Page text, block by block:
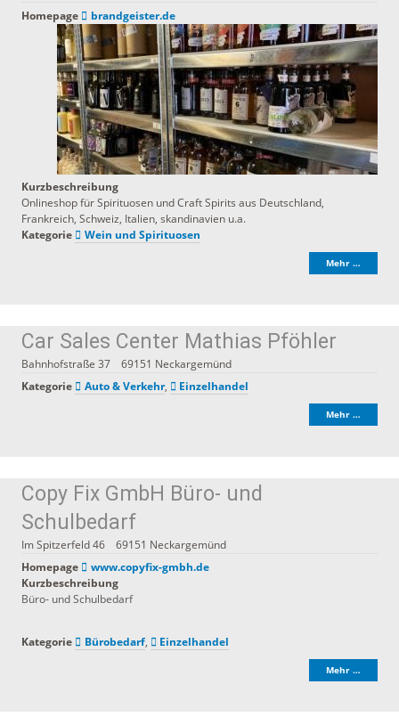
Homepage
brandgeister.de
Kurzbeschreibung
Onlineshop für Spirituosen und Craft Spirits aus Deutschland,
Frankreich, Schweiz, Italien, skandinavien u.a.
Kategorie
Wein und Spirituosen
Mehr …
Car Sales Center Mathias Pföhler
Bahnhofstraße 37 69151 Neckargemünd
Kategorie
Auto & Verkehr, Einzelhandel
Mehr …
Copy Fix GmbH Büro- und
Schulbedarf
Im Spitzerfeld 46 69151 Neckargemünd
Homepage
www.copyfix-gmbh.de
Kurzbeschreibung
Büro- und Schulbedarf
Kategorie Bürobedarf, Einzelhandel
Mehr …